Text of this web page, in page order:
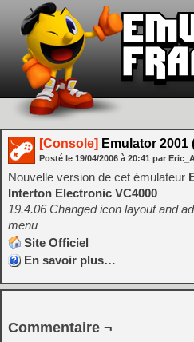
[Console] Emulator 2001
Posté le 19/04/2006 à 20:41 par
Nouvelle version de cet émulateur
Interton Electronic VC4000
19.4.06 Changed icon layout and
menu
Site Officiel
En savoir plus…
Commentaire ¬